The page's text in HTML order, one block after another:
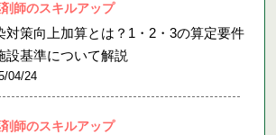
師のスキルアップ
対策向上加算とは？1・2・3の算定要件
設基準について解説
04/24
師のスキルアップ